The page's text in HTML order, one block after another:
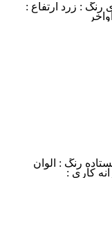
رنگ : زرد ارتفاع :
رنگ : الوان